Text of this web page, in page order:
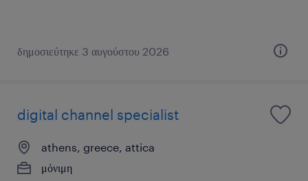
δημοσιεύτηκε 3 αυγούστου 2026
digital channel specialist
athens, greece, attica
μόνιμη